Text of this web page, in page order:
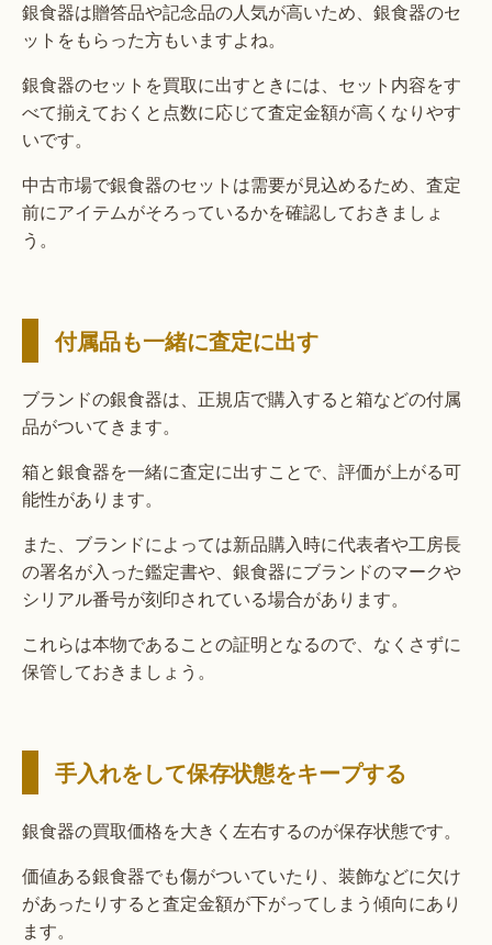
銀食器は贈答品や記念品の人気が高いため、銀食器のセ
ットをもらった方もいますよね。
銀食器のセットを買取に出すときには、セット内容をす
べて揃えておくと点数に応じて査定金額が高くなりやす
いです。
中古市場で銀食器のセットは需要が見込めるため、査定
前にアイテムがそろっているかを確認しておきましょ
う。
付属品も一緒に査定に出す
ブランドの銀食器は、正規店で購入すると箱などの付属
品がついてきます。
箱と銀食器を一緒に査定に出すことで、評価が上がる可
能性があります。
また、ブランドによっては新品購入時に代表者や工房長
の署名が入った鑑定書や、銀食器にブランドのマークや
シリアル番号が刻印されている場合があります。
これらは本物であることの証明となるので、なくさずに
保管しておきましょう。
手入れをして保存状態をキープする
銀食器の買取価格を大きく左右するのが保存状態です。
価値ある銀食器でも傷がついていたり、装飾などに欠け
があったりすると査定金額が下がってしまう傾向にあり
ます。